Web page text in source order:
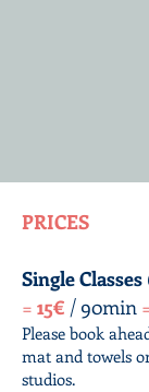
PRICES
Single Classes
= 15€ / 90min
Please book
mat and towels
studios.